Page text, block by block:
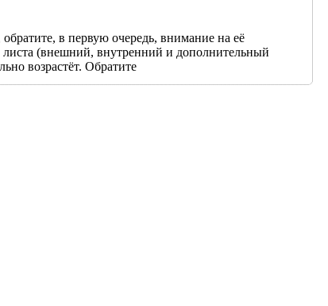
в первую очередь, внимание на её
(внешний, внутренний и дополнительный
возрастёт. Обратите